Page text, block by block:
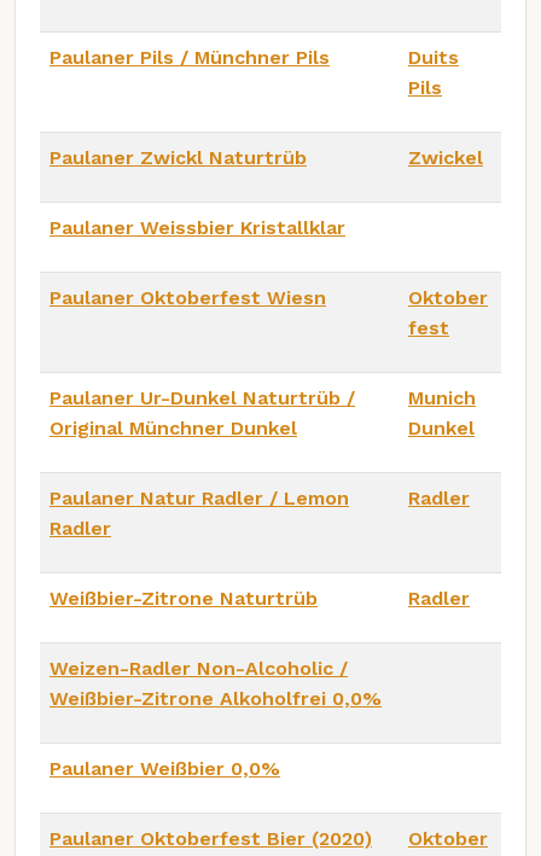
Paulaner Pils / Münchner Pils
Duits
Pils
Paulaner Zwickl Naturtrüb Zwickel
Paulaner Weissbier Kristallklar
Paulaner Oktoberfest Wiesn
Oktober
fest
Paulaner Ur-Dunkel Naturtrüb /
Original Münchner Dunkel
Munich
Dunkel
Paulaner Natur Radler / Lemon
Radler
Radler
Weißbier-Zitrone Naturtrüb Radler
Weizen-Radler Non-Alcoholic /
Weißbier-Zitrone Alkoholfrei 0,0%
Paulaner Weißbier 0,0%
Paulaner Oktoberfest Bier (2020) Oktober